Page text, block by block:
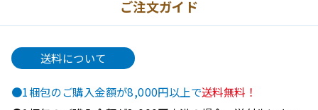
ご注文ガイド
送料について
●1梱包のご購入金額が8,000円以上で送料無料！